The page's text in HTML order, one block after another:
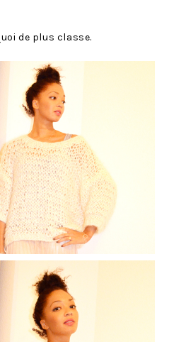
de plus classe.